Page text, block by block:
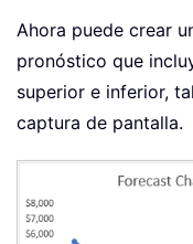
Ahora puede crear
pronóstico que
superior e inferior,
captura de pantalla.